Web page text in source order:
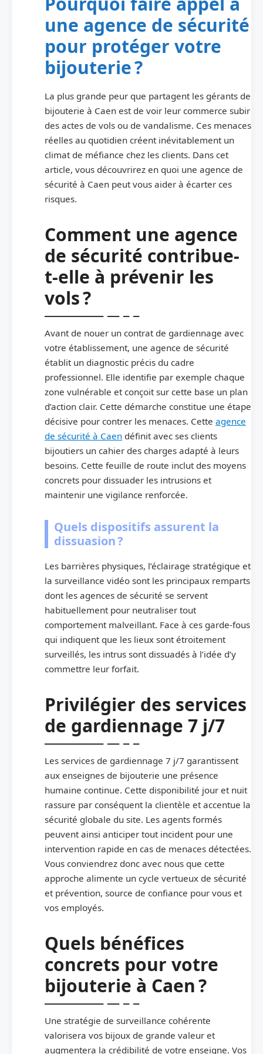
une agence de sécurité
pour protéger votre
bijouterie ?
La plus grande peur que partagent les gérants de
bijouterie à Caen est de voir leur commerce subir
des actes de vols ou de vandalisme. Ces menaces
réelles au quotidien créent inévitablement un
climat de méfiance chez les clients. Dans cet
article, vous découvrirez en quoi une agence de
sécurité à Caen peut vous aider à écarter ces
risques.
Comment une agence
de sécurité contribue-
t-elle à prévenir les
vols ?
Avant de nouer un contrat de gardiennage avec
votre établissement, une agence de sécurité
établit un diagnostic précis du cadre
professionnel. Elle identifie par exemple chaque
zone vulnérable et conçoit sur cette base un plan
d’action clair. Cette démarche constitue une étape
décisive pour contrer les menaces. Cette agence
de sécurité à Caen définit avec ses clients
bijoutiers un cahier des charges adapté à leurs
besoins. Cette feuille de route inclut des moyens
concrets pour dissuader les intrusions et
maintenir une vigilance renforcée.
Quels dispositifs assurent la
dissuasion ?
Les barrières physiques, l’éclairage stratégique et
la surveillance vidéo sont les principaux remparts
dont les agences de sécurité se servent
habituellement pour neutraliser tout
comportement malveillant. Face à ces garde-fous
qui indiquent que les lieux sont étroitement
surveillés, les intrus sont dissuadés à l’idée d’y
commettre leur forfait.
Privilégier des services
de gardiennage 7 j/7
Les services de gardiennage 7 j/7 garantissent
aux enseignes de bijouterie une présence
humaine continue. Cette disponibilité jour et nuit
rassure par conséquent la clientèle et accentue la
sécurité globale du site. Les agents formés
peuvent ainsi anticiper tout incident pour une
intervention rapide en cas de menaces détectées.
Vous conviendrez donc avec nous que cette
approche alimente un cycle vertueux de sécurité
et prévention, source de confiance pour vous et
vos employés.
Quels bénéfices
concrets pour votre
bijouterie à Caen ?
Une stratégie de surveillance cohérente
valorisera vos bijoux de grande valeur et
augmentera la crédibilité de votre enseigne. Vos